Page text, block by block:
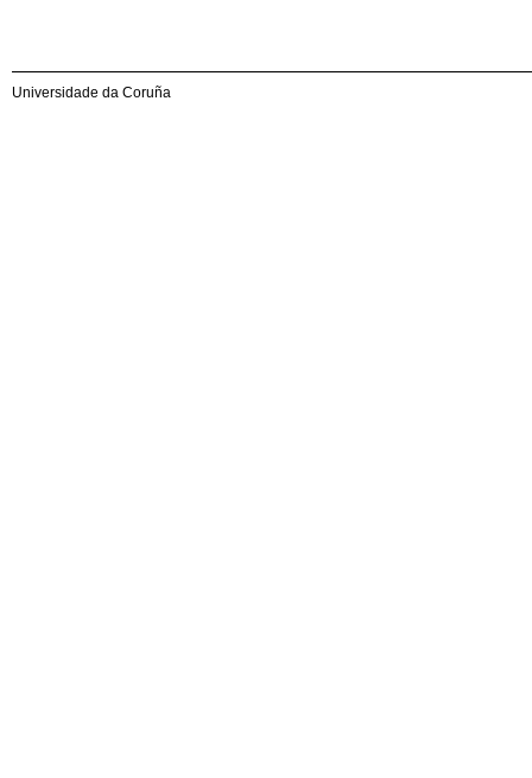
Universidade da Coruña